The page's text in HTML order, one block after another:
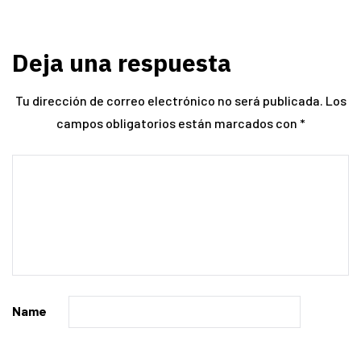
Deja una respuesta
Tu dirección de correo electrónico no será publicada. Los
campos obligatorios están marcados con *
Name